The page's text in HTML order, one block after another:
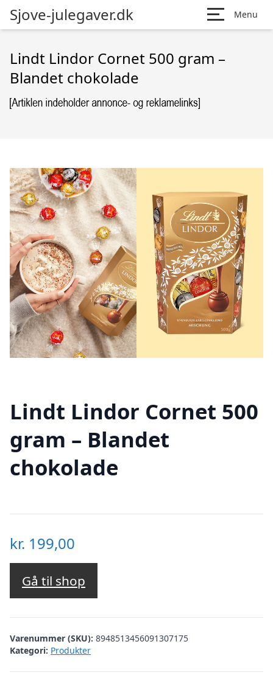
Sjove-julegaver.dk Menu
Lindt Lindor Cornet 500 gram –
Blandet chokolade
Lindt Lindor Cornet 500
gram – Blandet
chokolade
kr. 199,00
Gå til shop
Varenummer (SKU): 8948513456091307175
Kategori: Produkter